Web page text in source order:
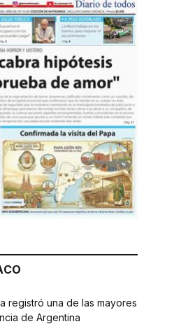
registró una de las mayores
de Argentina